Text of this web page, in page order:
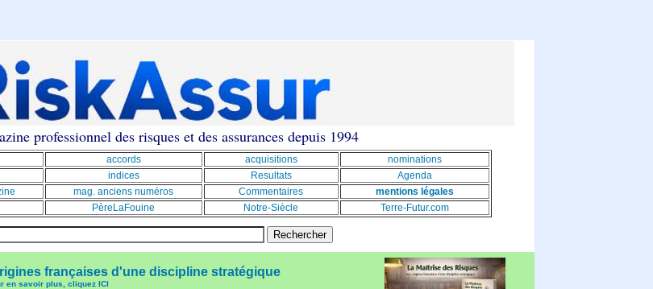
professionnel des risques et des assurances depuis 1994
accords acquisitions
nominations
indices Resultats
Agenda
mag. anciens numéros Commentaires
mentions légales
PèreLaFouine Notre-Siècle Terre-Futur.com
françaises d'une discipline stratégique
en savoir plus, cliquez ICI